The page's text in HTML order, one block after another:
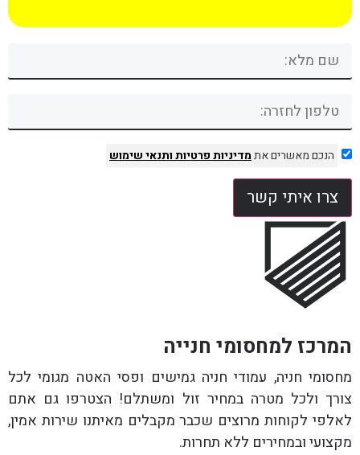
הנכם מאשרים אתמדיניות פרטיותותנאי שימוש
צרו איתי קשר
המרכז למחסומי חנייה
מחסומי חניה, עמודי חניה גמישים ופסי האטה מגומי לכל
צורך ולכל מטרה במחיר זול ומשתלם! הצטרפו גם אתם
לאלפי לקוחות מרוצים שכבר מקבלים מאיתנו שירות אמין,
מקצועי ובמחירים ללא תחרות.